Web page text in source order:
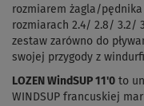
rozmiarem żagla/pędnika
rozmiarach 2.4/ 2.8/ 3.2/
zestaw zarówno do
swojej przygody z
LOZEN WindSUP 11'0 to
WINDSUP francuskiej